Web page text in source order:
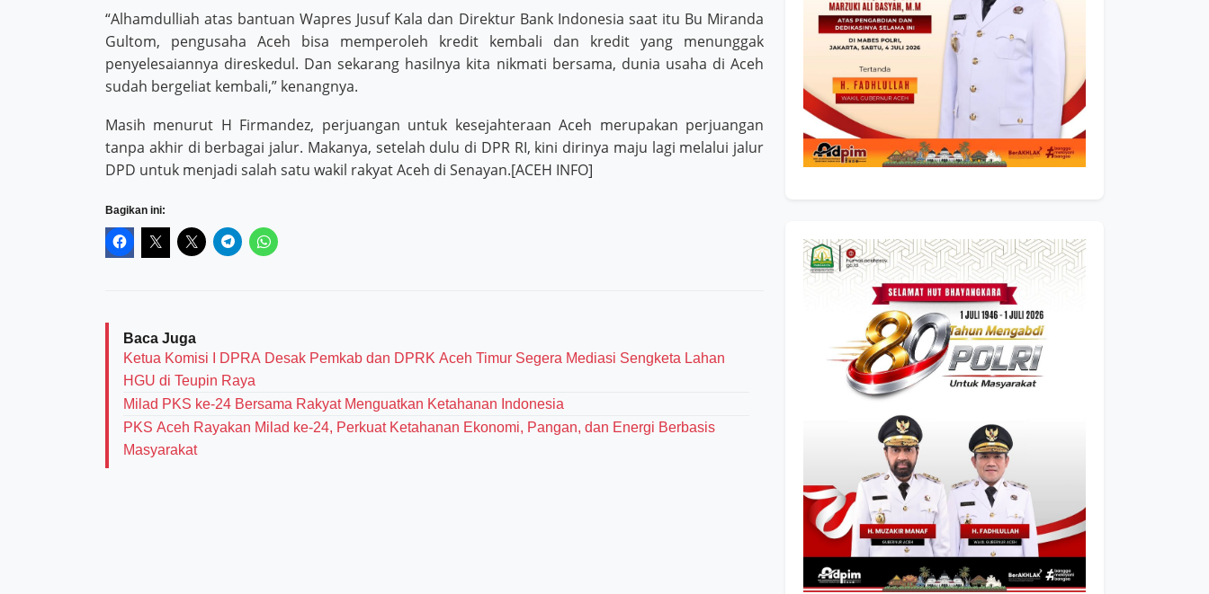
“Alhamdulliah atas bantuan Wapres Jusuf Kala dan Direktur Bank Indonesia saat itu Bu Miranda
Gultom, pengusaha Aceh bisa memperoleh kredit kembali dan kredit yang menunggak
penyelesaiannya direskedul. Dan sekarang hasilnya kita nikmati bersama, dunia usaha di Aceh
sudah bergeliat kembali,” kenangnya.
Masih menurut H Firmandez, perjuangan untuk kesejahteraan Aceh merupakan perjuangan
tanpa akhir di berbagai jalur. Makanya, setelah dulu di DPR RI, kini dirinya maju lagi melalui jalur
DPD untuk menjadi salah satu wakil rakyat Aceh di Senayan.[ACEH INFO]
Bagikan ini:
Baca Juga
Ketua Komisi I DPRA Desak Pemkab dan DPRK Aceh Timur Segera Mediasi Sengketa Lahan
HGU di Teupin Raya
Milad PKS ke-24 Bersama Rakyat Menguatkan Ketahanan Indonesia
PKS Aceh Rayakan Milad ke-24, Perkuat Ketahanan Ekonomi, Pangan, dan Energi Berbasis
Masyarakat